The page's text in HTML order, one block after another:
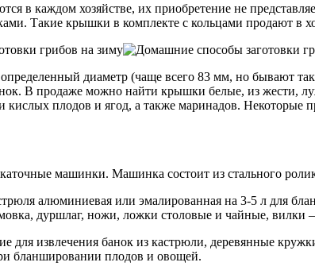
в каждом хозяйстве, их приобретение не
Такие крышки в комплекте с кольцами продают в
диаметр (чаще всего 83 мм, но бывают
В продаже можно найти крышки белые, из жести,
кислых плодов и ягод, а также маринадов.
машинки. Машинка состоит из стального
алюминиевая или эмалированная на 3-5 л для
дуршлаг, ножи, ложки столовые и чайные, вилки
для извлечения банок из кастрюли, деревянные
бланшировании плодов и овощей.